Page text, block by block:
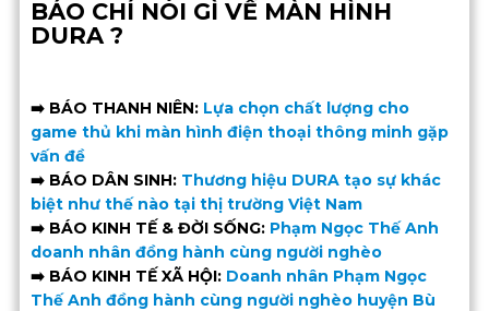
BÁO CHÍ NÓI GÌ VỀ MÀN HÌNH
DURA ?
➡️ BÁO THANH NIÊN: Lựa chọn chất lượng cho
game thủ khi màn hình điện thoại thông minh gặp
vấn đề
➡️ BÁO DÂN SINH: Thương hiệu DURA tạo sự khác
biệt như thế nào tại thị trường Việt Nam
➡️ BÁO KINH TẾ & ĐỜI SỐNG: Phạm Ngọc Thế Anh
doanh nhân đồng hành cùng người nghèo
➡️ BÁO KINH TẾ XÃ HỘI: Doanh nhân Phạm Ngọc
Thế Anh đồng hành cùng người nghèo huyện Bù